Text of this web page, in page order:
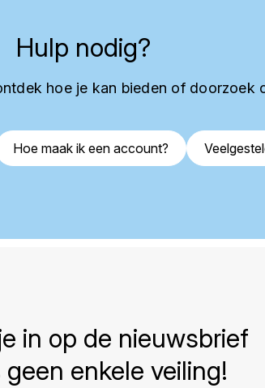
Hulp nodig?
hoe je kan bieden of doorzoek
Hoe maak ik een account?
in op de nieuwsbrief
geen enkele veiling!